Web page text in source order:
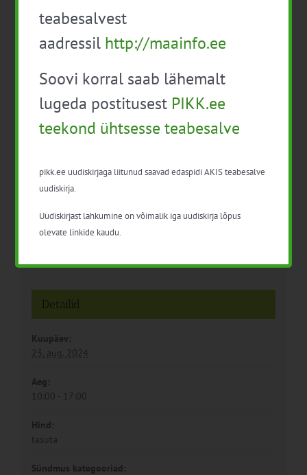
Detailid
Kuupäev:
23. aug. 2024
Aeg:
10:00 - 17:00
Hind:
tasuta
Sündmus kategooriad:
teabesalvest
aadressil http://maainfo.ee
Soovi korral saab lähemalt
lugeda postitusest PIKK.ee
teekond ühtsesse teabesalve
pikk.ee uudiskirjaga liitunud saavad edaspidi AKIS teabesalve
uudiskirja.
Uudiskirjast lahkumine on võimalik iga uudiskirja lõpus
olevate linkide kaudu.